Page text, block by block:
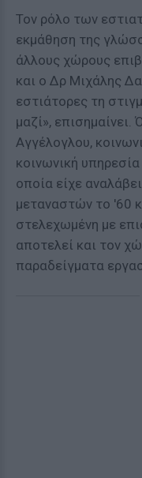
Τον ρόλο των
εκμάθηση της
άλλους χώρους
και ο Δρ Μιχάλης
εστιάτορες τη
μαζί»,
Αγγέλογλου,
κοινωνική
οποία είχε
μεταναστών το '60
στελεχωμένη με
αποτελεί και τον
παραδείγματα